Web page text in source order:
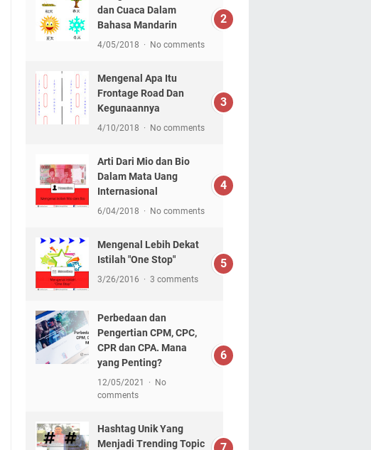
dan Cuaca Dalam
Bahasa Mandarin
4/05/2018 No comments
Mengenal Apa Itu
Frontage Road Dan
Kegunaannya
4/10/2018 No comments
Arti Dari Mio dan Bio
Dalam Mata Uang
Internasional
6/04/2018 No comments
Mengenal Lebih Dekat
Istilah "One Stop"
3/26/2016 3 comments
Perbedaan dan
Pengertian CPM, CPC,
CPR dan CPA. Mana
yang Penting?
12/05/2021
No
comments
Hashtag Unik Yang
Menjadi Trending Topic